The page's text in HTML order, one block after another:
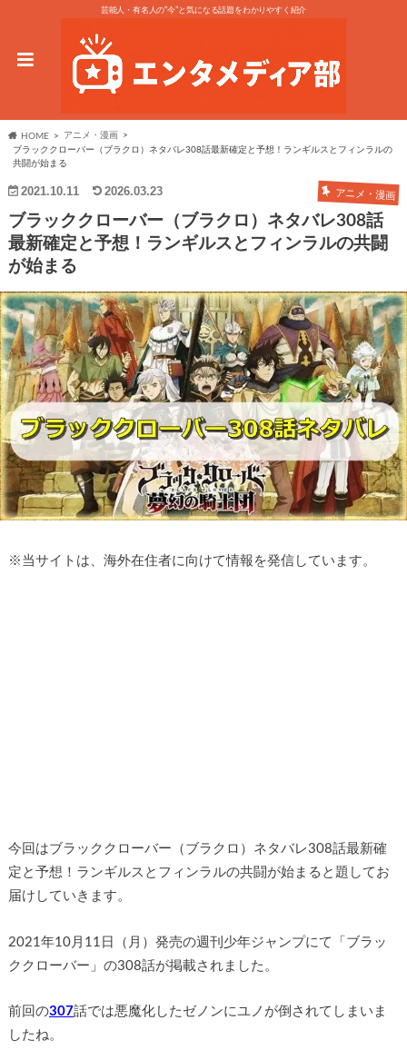
芸能人・有名人の“今”と気になる話題をわかりやすく紹介
HOME
アニメ・漫画
ブラッククローバー（ブラクロ）ネタバレ308話最新確定と予想！ランギルスとフィンラルの
共闘が始まる
2021.10.11 2026.03.23 アニメ・漫画
ブラッククローバー（ブラクロ）ネタバレ308話
最新確定と予想！ランギルスとフィンラルの共闘
が始まる
※ 当サイトは、海外在住者に向けて情報を発信しています。
今回はブラッククローバー（ブラクロ）ネタバレ308話最新確
定と予想！ランギルスとフィンラルの共闘が始まると題してお
届けしていきます。
2021年10月11日（月）発売の週刊少年ジャンプにて「ブラッ
ククローバー」の308話が掲載されました。
前回の307話では悪魔化したゼノンにユノが倒されてしまいま
したね。